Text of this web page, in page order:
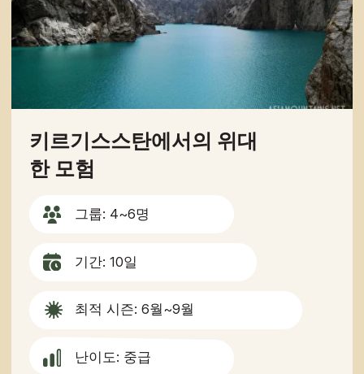
회사 소개
연락처
가이드
서비스
개인정보 처리방침
중앙아시아의 중심에
서 즐기는 지프 투어